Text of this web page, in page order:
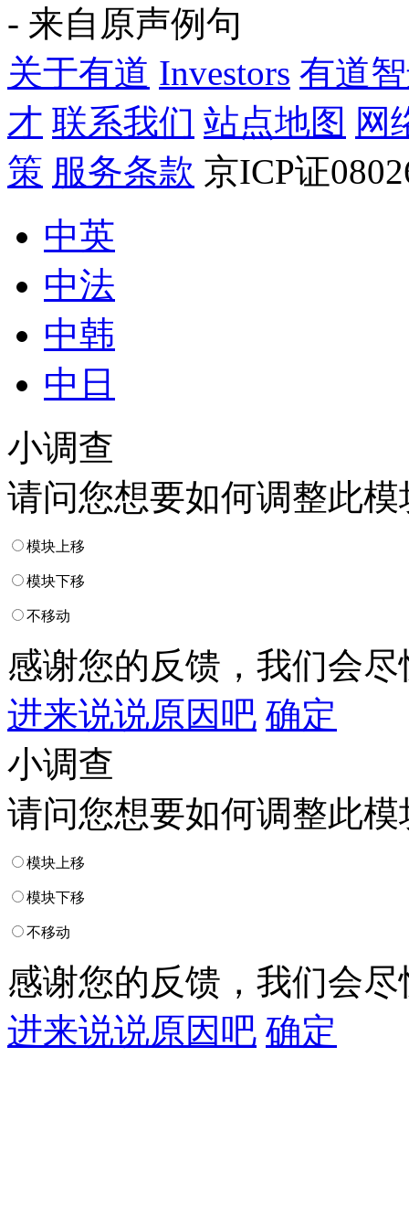
- 来自原声例句
关于有道 Investors 有道
才 联系我们 站点地图 网
策 服务条款 京ICP证
中英
中法
中韩
中日
小调查
请问您想要如何调整此模
模块上移
模块下移
不移动
感谢您的反馈，我们会
进来说说原因吧 确定
小调查
请问您想要如何调整此模
模块上移
模块下移
不移动
感谢您的反馈，我们会
进来说说原因吧 确定